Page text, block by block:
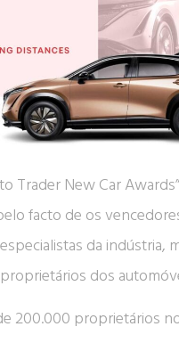
Trader New Car Awards”
facto de os
da indústria,
dos
200.000 proprietários